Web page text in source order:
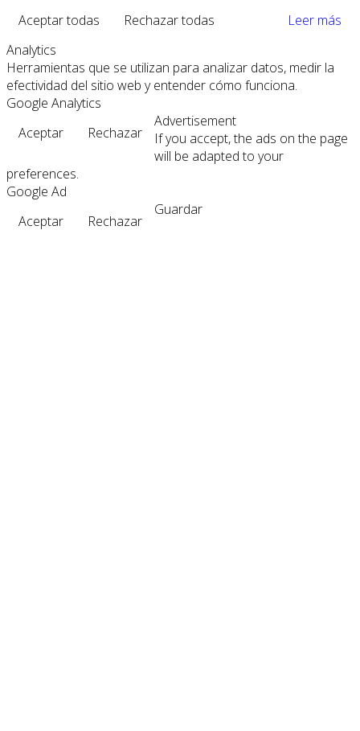
Aceptar todas
Rechazar todas
Leer más
Analytics
Herramientas que se utilizan para analizar datos, medir la
efectividad del sitio web y entender cómo funciona.
Google Analytics
Aceptar
Rechazar
Advertisement
If you accept, the ads on the page
will be adapted to your
preferences.
Google Ad
Aceptar
Rechazar
Guardar